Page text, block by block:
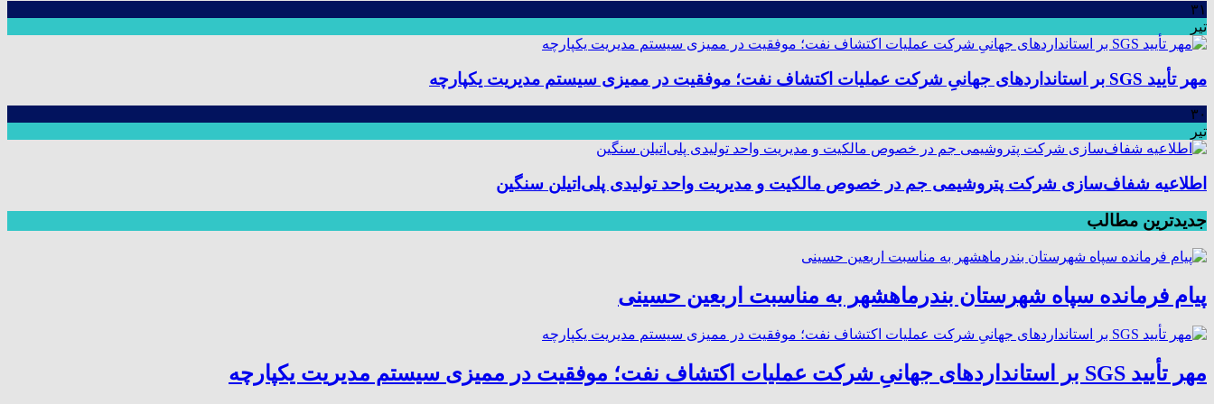
۳۱
تیر
مهر تأیید SGS بر استانداردهای جهانیِ شرکت عملیات اکتشاف نفت؛ موفقیت در ممیزی سیستم مدیریت یکپارچه
۳۰
تیر
اطلاعیه شفاف‌سازی شرکت پتروشیمی جم در خصوص مالکیت و مدیریت واحد تولیدی پلی‌اتیلن سنگین
جدیدترین مطالب
پیام فرمانده سپاه شهرستان بندرماهشهر به مناسبت اربعین حسینی
مهر تأیید SGS بر استانداردهای جهانیِ شرکت عملیات اکتشاف نفت؛ موفقیت در ممیزی سیستم مدیریت یکپارچه